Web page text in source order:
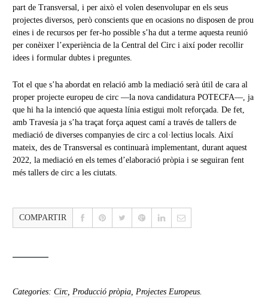
part de Transversal, i per això el volen desenvolupar en els seus
projectes diversos, però conscients que en ocasions no disposen de prou
eines i de recursos per fer-ho possible s’ha dut a terme aquesta reunió
per conèixer l’experiència de la Central del Circ i així poder recollir
idees i formular dubtes i preguntes.
Tot el que s’ha abordat en relació amb la mediació serà útil de cara al
proper projecte europeu de circ —la nova candidatura POTECFA—, ja
que hi ha la intenció que aquesta línia estigui molt reforçada. De fet,
amb Travesía ja s’ha traçat força aquest camí a través de tallers de
mediació de diverses companyies de circ a col·lectius locals. Així
mateix, des de Transversal es continuarà implementant, durant aquest
2022, la mediació en els temes d’elaboració pròpia i se seguiran fent
més tallers de circ a les ciutats.
COMPARTIR
Categories: Circ, Producció pròpia, Projectes Europeus.